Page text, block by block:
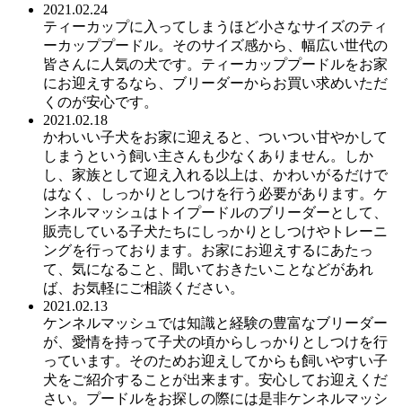
2021.02.24
ティーカップに入ってしまうほど小さなサイズのティ
ーカッププードル。そのサイズ感から、幅広い世代の
皆さんに人気の犬です。ティーカッププードルをお家
にお迎えするなら、ブリーダーからお買い求めいただ
くのが安心です。
2021.02.18
かわいい子犬をお家に迎えると、ついつい甘やかして
しまうという飼い主さんも少なくありません。しか
し、家族として迎え入れる以上は、かわいがるだけで
はなく、しっかりとしつけを行う必要があります。ケ
ンネルマッシュはトイプードルのブリーダーとして、
販売している子犬たちにしっかりとしつけやトレーニ
ングを行っております。お家にお迎えするにあたっ
て、気になること、聞いておきたいことなどがあれ
ば、お気軽にご相談ください。
2021.02.13
ケンネルマッシュでは知識と経験の豊富なブリーダー
が、愛情を持って子犬の頃からしっかりとしつけを行
っています。そのためお迎えしてからも飼いやすい子
犬をご紹介することが出来ます。安心してお迎えくだ
さい。プードルをお探しの際には是非ケンネルマッシ